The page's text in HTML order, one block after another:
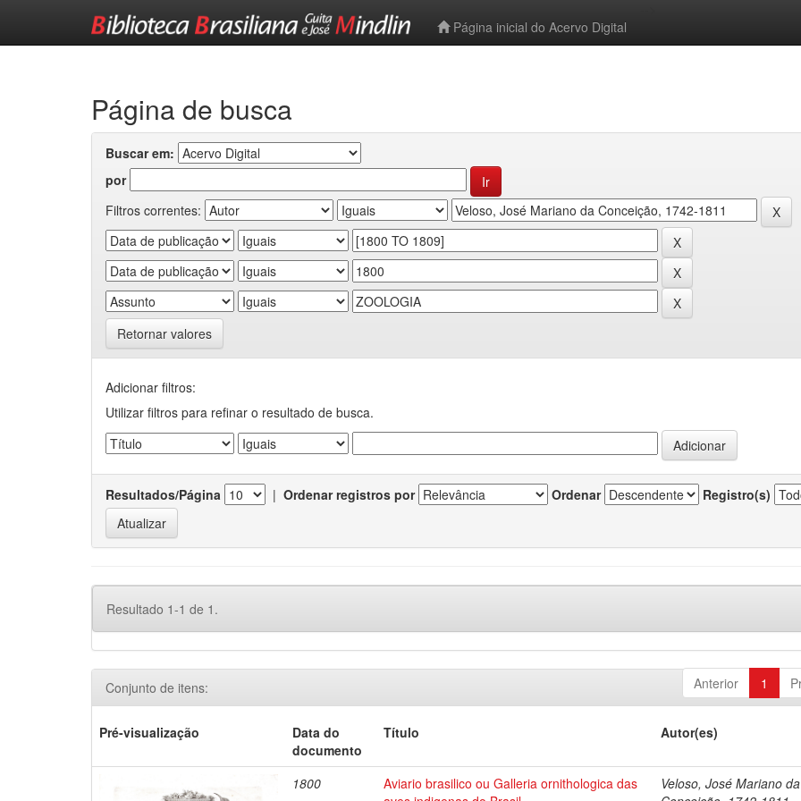
Página inicial do Acervo Digital
Página de busca
Buscar em:
por
Filtros correntes:
Retornar valores
Adicionar filtros:
Utilizar filtros para refinar o resultado de busca.
Resultados/Página | Ordenar registros por Ordenar Registro(s)
Resultado 1-1 de 1.
Anterior 1
Conjunto de itens:
Pré-visualização
Data do
documento
Título Autor(es)
1800
Aviario brasilico ou Galleria ornithologica das
Veloso, José Mariano da